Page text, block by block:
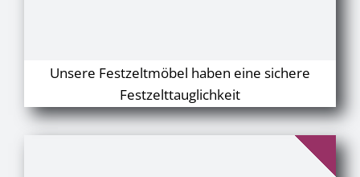
Unsere Festzeltmöbel haben eine sichere
Festzelttauglichkeit